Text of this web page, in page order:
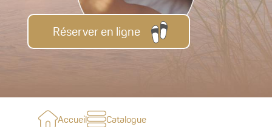
Réserver en ligne
Accueil Catalogue